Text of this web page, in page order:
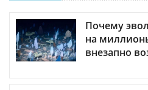
Почему
на
внезапно